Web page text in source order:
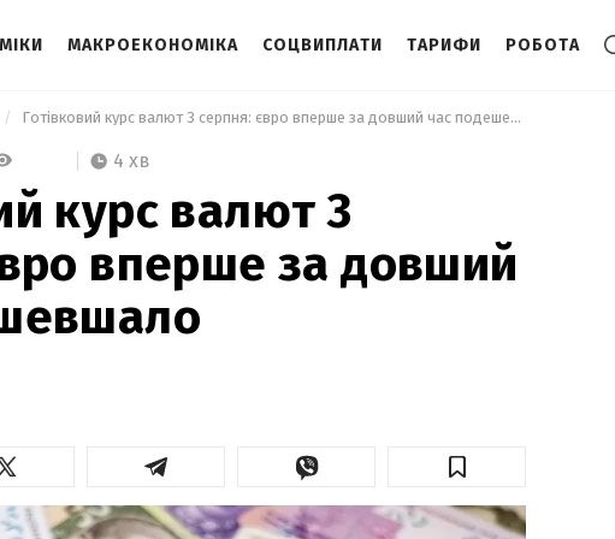
МАКРОЕКОНОМІКА СОЦВИПЛАТИ ТАРИФИ РОБОТА
Готівковий курс валют 3 серпня: євро вперше за довший час подешевшало
4 хв
курс валют 3
вперше за довший